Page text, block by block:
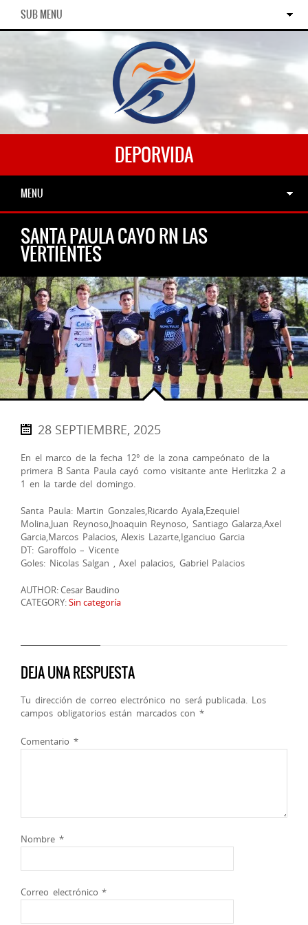
SUB MENU
DEPORVIDA
MENU
SANTA PAULA CAYO RN LAS
VERTIENTES
28 SEPTIEMBRE, 2025
En el marco de la fecha 12° de la zona campeónato de la
primera B Santa Paula cayó como visitante ante Herlitzka 2 a
1 en la tarde del domingo.
Santa Paula: Martin Gonzales,Ricardo Ayala,Ezequiel
Molina,Juan Reynoso,Jhoaquin Reynoso, Santiago Galarza,Axel
Garcia,Marcos Palacios, Alexis Lazarte,Iganciuo Garcia
DT: Garoffolo – Vicente
Goles: Nicolas Salgan , Axel palacios, Gabriel Palacios
AUTHOR: Cesar Baudino
CATEGORY:Sin categoría
DEJA UNA RESPUESTA
Tu dirección de correo electrónico no será publicada. Los
campos obligatorios están marcados con *
Comentario *
Nombre *
Correo electrónico*